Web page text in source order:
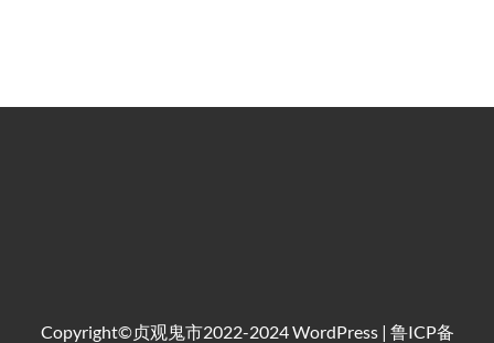
Copyright©贞观鬼市2022-2024WordPress | 鲁ICP备